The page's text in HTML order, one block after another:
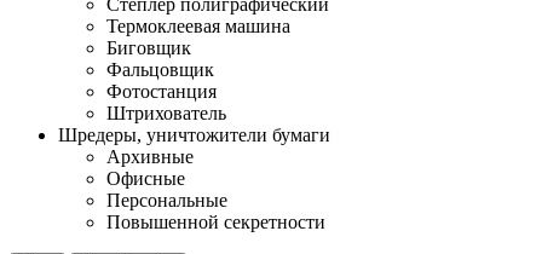
Термоклеевая машина
Биговщик
Фальцовщик
Фотостанция
Штрихователь
Шредеры, уничтожители бумаги
Архивные
Офисные
Персональные
Повышенной секретности